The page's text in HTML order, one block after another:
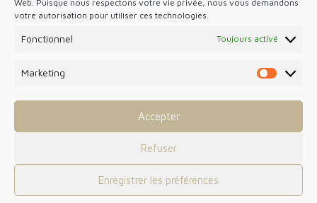
Web. Puisque nous respectons votre vie privée, nous vous demandons
votre autorisation pour utiliser ces technologies.
Fonctionnel Toujours activé
Marketing
Accepter
Refuser
Enregistrer les préférences
Interview et rencontres
Tout voir